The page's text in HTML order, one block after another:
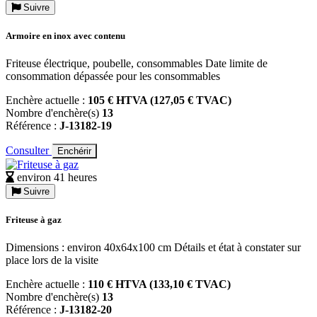
Suivre
Armoire en inox avec contenu
Friteuse électrique, poubelle, consommables Date limite de
consommation dépassée pour les consommables
Enchère actuelle : 105 € HTVA (127,05 € TVAC)
Nombre d'enchère(s) 13
Référence : J-13182-19
Consulter Enchérir
environ 41 heures
Suivre
Friteuse à gaz
Dimensions : environ 40x64x100 cm Détails et état à constater sur
place lors de la visite
Enchère actuelle : 110 € HTVA (133,10 € TVAC)
Nombre d'enchère(s) 13
Référence : J-13182-20